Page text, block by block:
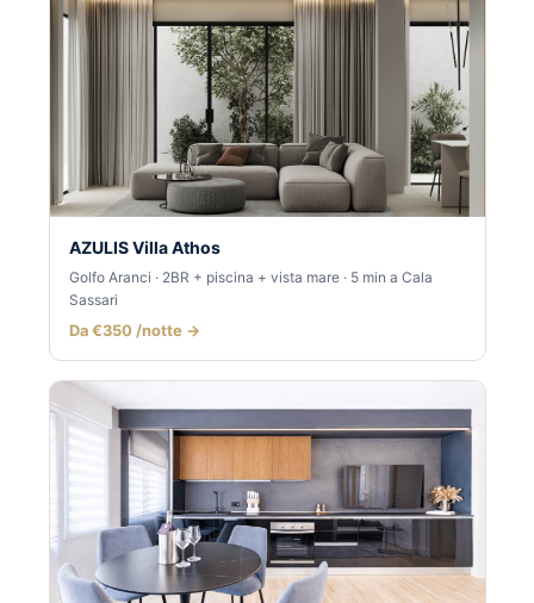
AZULIS Villa Athos
Golfo Aranci · 2BR + piscina + vista mare · 5 min a Cala
Sassari
Da €350 /notte →